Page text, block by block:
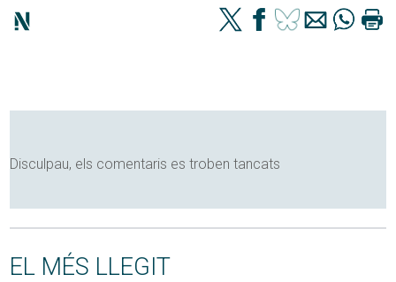
Disculpau, els comentaris es troben tancats
EL MÉS LLEGIT